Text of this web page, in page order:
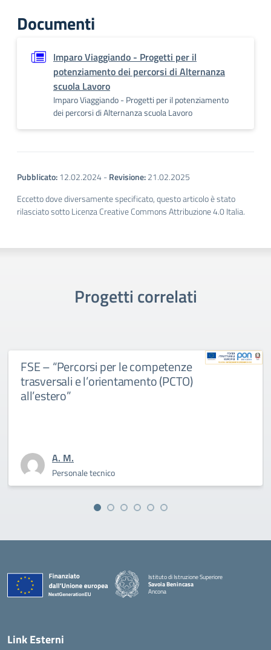
Documenti
Imparo Viaggiando - Progetti per il
potenziamento dei percorsi di Alternanza
scuola Lavoro
Imparo Viaggiando - Progetti per il potenziamento
dei percorsi di Alternanza scuola Lavoro
Pubblicato:12.02.2024-Revisione:21.02.2025
Eccetto dove diversamente specificato, questo articolo è stato
rilasciato sotto Licenza Creative Commons Attribuzione 4.0 Italia.
Progetti correlati
– “Percorsi per le competenze
e l’orientamento (PCTO)
A. M.
Personale tecnico
Istituto di Istruzione Superiore
Savoia Benincasa
Ancona
Link Esterni